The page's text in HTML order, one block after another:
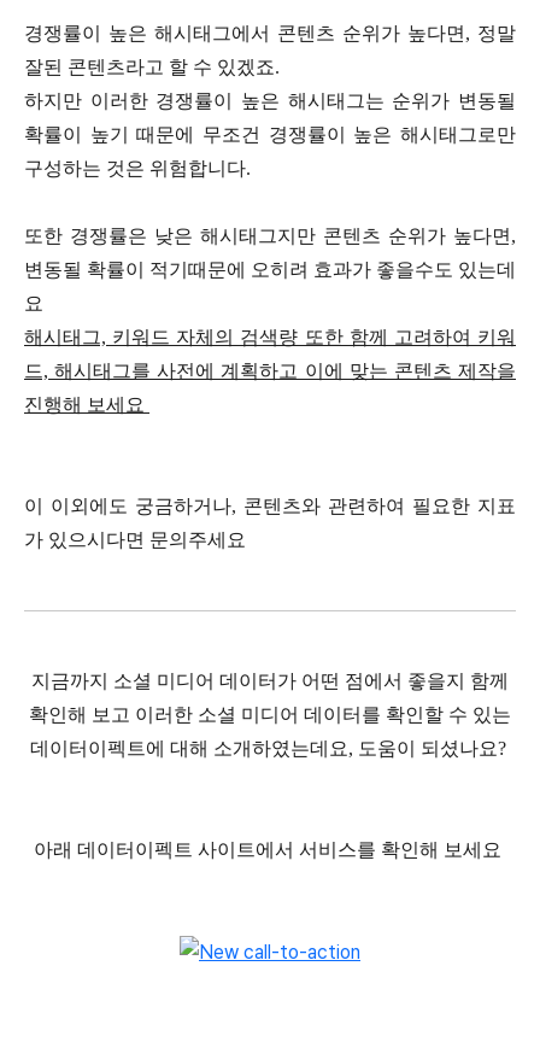
경쟁률이 높은 해시태그에서 콘텐츠 순위가 높다면, 정말
잘된 콘텐츠라고 할 수 있겠죠.
하지만 이러한 경쟁률이 높은 해시태그는 순위가 변동될
확률이 높기 때문에 무조건 경쟁률이 높은 해시태그로만
구성하는 것은 위험합니다.
또한 경쟁률은 낮은 해시태그지만 콘텐츠 순위가 높다면,
변동될 확률이 적기때문에 오히려 효과가 좋을수도 있는데
요
해시태그, 키워드 자체의 검색량 또한 함께 고려하여 키워
드, 해시태그를 사전에 계획하고 이에 맞는 콘텐츠 제작을
진행해 보세요
이 이외에도 궁금하거나, 콘텐츠와 관련하여 필요한 지표
가 있으시다면 문의주세요
지금까지 소셜 미디어 데이터가 어떤 점에서 좋을지 함께
확인해 보고 이러한 소셜 미디어 데이터를 확인할 수 있는
데이터이펙트에 대해 소개하였는데요, 도움이 되셨나요?
아래 데이터이펙트 사이트에서 서비스를 확인해 보세요